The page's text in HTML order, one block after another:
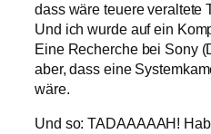
dass wäre teuere veraltete
Und ich wurde auf ein
Eine Recherche bei Sony
aber, dass eine
wäre.
Und so: TADAAAAAH!